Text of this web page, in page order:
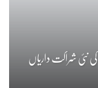
نئی شراکت داریاں